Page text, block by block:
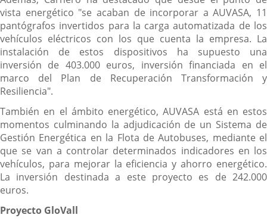
vista energético "se acaban de incorporar a AUVASA, 11
pantógrafos invertidos para la carga automatizada de los
vehículos eléctricos con los que cuenta la empresa. La
instalación de estos dispositivos ha supuesto una
inversión de 403.000 euros, inversión financiada en el
marco del Plan de Recuperación Transformación y
Resiliencia".
También en el ámbito energético, AUVASA está en estos
momentos culminando la adjudicación de un Sistema de
Gestión Energética en la Flota de Autobuses, mediante el
que se van a controlar determinados indicadores en los
vehículos, para mejorar la eficiencia y ahorro energético.
La inversión destinada a este proyecto es de 242.000
euros.
Proyecto GloVall